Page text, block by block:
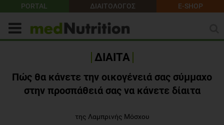
PORTAL ΔΙΑΙΤΟΛΟΓΟΣ E-SHOP
ΔΙΑΙΤΑ
Πώς θα κάνετε την οικογένειά σας σύμμαχο
στην προσπάθειά σας να κάνετε δίαιτα
της Λαμπρινής Μόσχου